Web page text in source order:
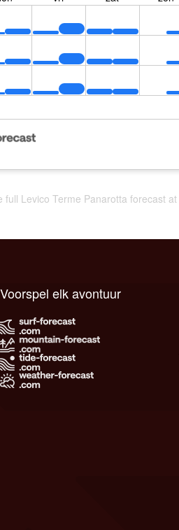
full Levico Terme Panarotta forecast at
Voorspel elk avontuur